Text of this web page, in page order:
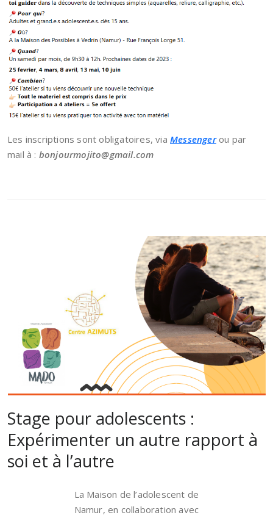
Les inscriptions sont obligatoires, via Messenger ou par
mail à : bonjourmojito@gmail.com
Stage pour adolescents :
Expérimenter un autre rapport à
soi et à l’autre
La Maison de l’adolescent de
Namur, en collaboration avec